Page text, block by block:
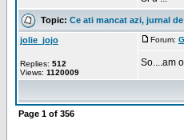
Topic: Ce ati mancat azi, jurnal
jolie_jojo
Replies: 512
Views: 1120009
Forum:
So....am
Page 1 of 356